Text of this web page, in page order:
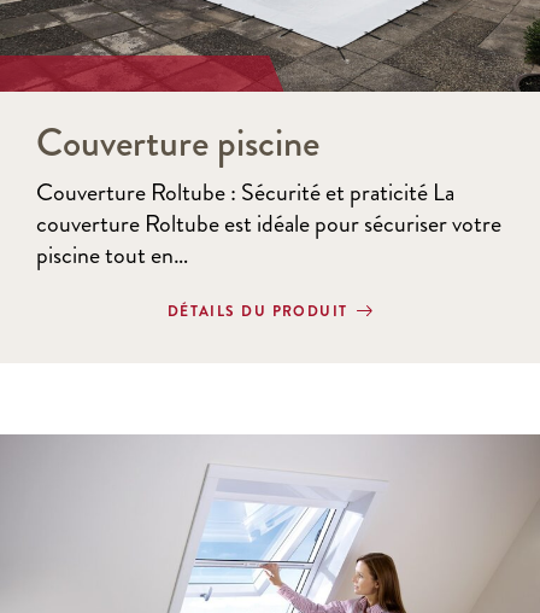
Couverture piscine
Couverture Roltube : Sécurité et praticité La
couverture Roltube est idéale pour sécuriser votre
piscine tout en…
DÉTAILS DU PRODUIT